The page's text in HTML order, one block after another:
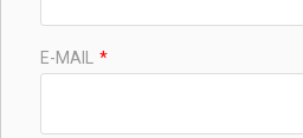
E-MAIL *